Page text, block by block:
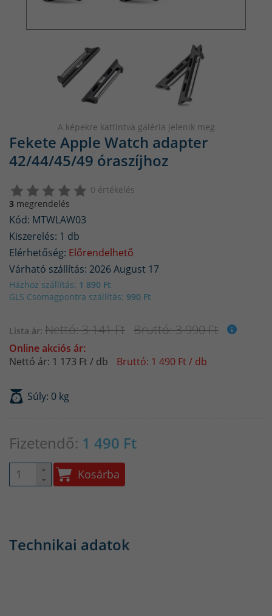
A képekre kattintva galéria jelenik meg
Fekete Apple Watch adapter
42/44/45/49 óraszíjhoz
0 értékelés
3 megrendelés
Kód: MTWLAW03
Kiszerelés: 1 db
Elérhetőség: Előrendelhető
Várható szállítás: 2026 August 17
Házhoz szállítás: 1 890 Ft
GLS Csomagpontra szállítás: 990 Ft
Lista ár: Nettó: 3 141 Ft Bruttó: 3 990 Ft
Online akciós ár:
Nettó ár: 1 173 Ft / db
Bruttó: 1 490 Ft / db
Súly: 0 kg
Fizetendő: 1 490 Ft
Kosárba
Technikai adatok